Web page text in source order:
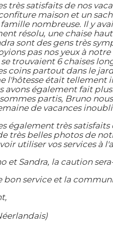
très satisfaits de nos
maison et un
nombreuse. Il y
résolu, une chaise
sont des gens très
pas nos yeux à
trouvaient 6 chaises
coins partout dans le
l'hôtesse était tellement
avons également fait
partis, Bruno
de vacances
également très
très belles photos de
utiliser vos services à
et Sandra, la caution
bon service et la